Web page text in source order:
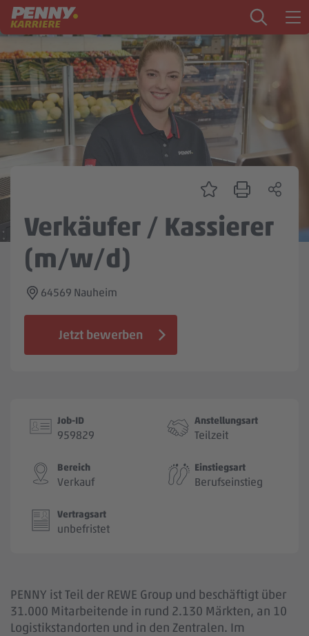
Zum Inhalt springen
Startseite
PENNY als Arbeitgeber
Ausbildung
Markt
Zentrale & Vertrieb
Mein Kandidat:innenprofil
Jobbörse
Verkäufer / Kassierer
(m/w/d)
64569 Nauheim
Jetzt bewerben
Job-ID
959829
Anstellungsart
Teilzeit
Bereich
Verkauf
Einstiegsart
Berufseinstieg
Vertragsart
unbefristet
PENNY ist Teil der REWE Group und beschäftigt über
31.000 Mitarbeitende in rund 2.130 Märkten, an 10
Logistikstandorten und in den Zentralen. Im